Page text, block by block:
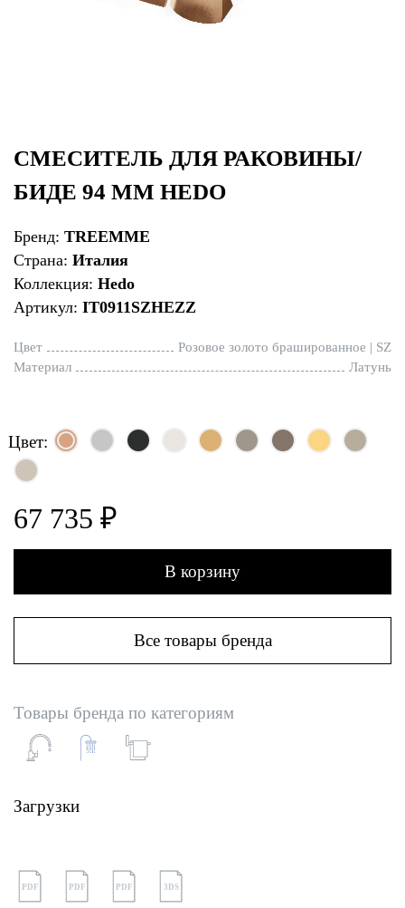
СМЕСИТЕЛЬ ДЛЯ РАКОВИНЫ/
БИДЕ 94 ММ HEDO
Бренд: TREEMME
Страна: Италия
Коллекция: Hedo
Артикул: IT0911SZHEZZ
Цвет
Розовое золото брашированное | SZ
Материал
Латунь
Цвет:
67 735 ₽
В корзину
Все товары бренда
Товары бренда по категориям
Загрузки
PDF PDF PDF 3DS